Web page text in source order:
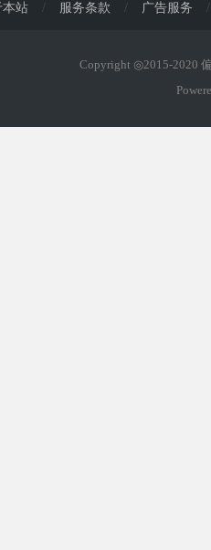
本站 / 服务条款 / 广告服务 /
Copyright ◎2015-2020